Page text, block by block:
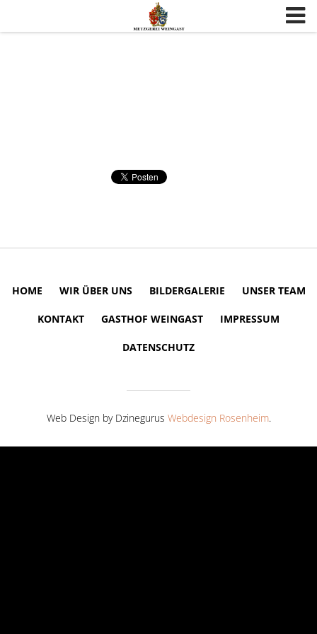
HOME WIR ÜBER UNS BILDERGALERIE UNSER TEAM
KONTAKT GASTHOF WEINGAST IMPRESSUM
DATENSCHUTZ
Web Design by Dzinegurus Webdesign Rosenheim.